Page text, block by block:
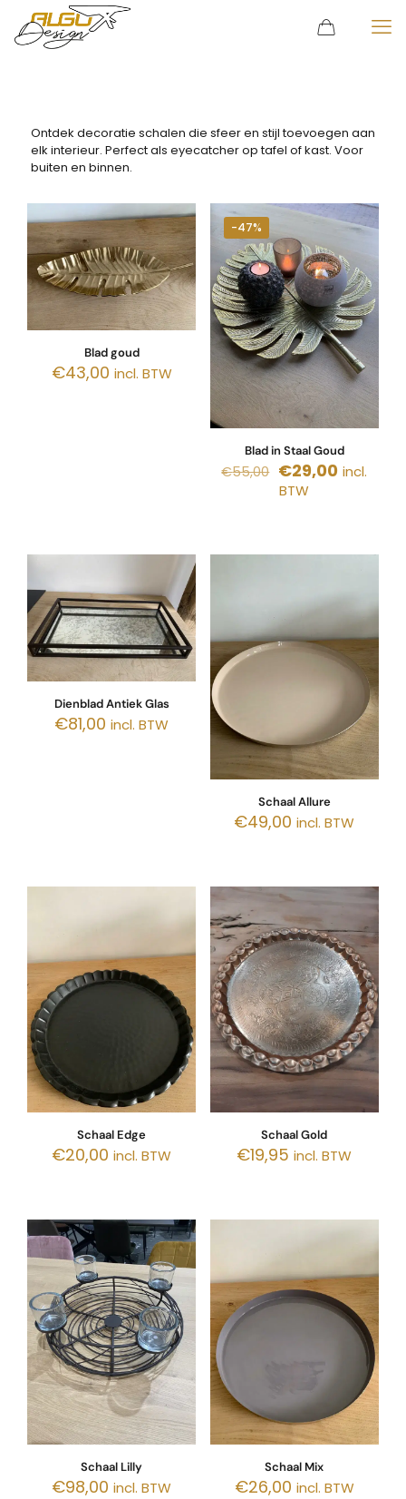
Ontdek decoratie schalen die sfeer en stijl toevoegen aan
elk interieur. Perfect als eyecatcher op tafel of kast. Voor
buiten en binnen.
Blad goud
€43,00 incl. BTW
-47%
Blad in Staal Goud
€55,00 Oorspronkelijke
prijs
€29,00Huidige
incl.
BTW
Dienblad Antiek Glas
€81,00 incl. BTW
Schaal Allure
€49,00 incl. BTW
Schaal Edge
€20,00 incl. BTW
Schaal Gold
€19,95 incl. BTW
Schaal Lilly
€98,00 incl. BTW
Schaal Mix
€26,00 incl. BTW